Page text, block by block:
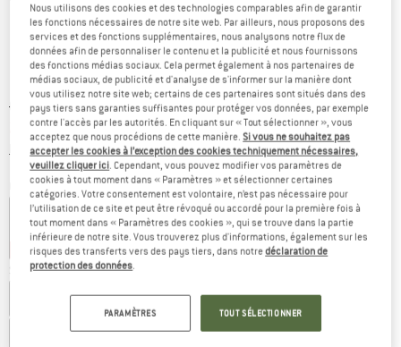
Prix initial :
69,95€
Prix:
27,98€ TVA incl.
hors Frais de livraisonInformations sur les frais de livraison. Ouvre une
Couleur:Black
-58 % -60 %
Sélectionner taille:
EU36 EU38 EU40 EU42 EU44
EU50 EU52
Nous utilisons des cookies et des technologies comparables afin de garantir
les fonctions nécessaires de notre site web. Par ailleurs, nous proposons des
services et des fonctions supplémentaires, nous analysons notre flux de
données afin de personnaliser le contenu et la publicité et nous fournissons
des fonctions médias sociaux. Cela permet également à nos partenaires de
médias sociaux, de publicité et d'analyse de s'informer sur la manière dont
vous utilisez notre site web; certains de ces partenaires sont situés dans des
pays tiers sans garanties suffisantes pour protéger vos données, par exemple
contre l'accès par les autorités. En cliquant sur « Tout sélectionner », vous
acceptez que nous procédions de cette manière.Si vous ne souhaitez pas
accepter les cookies à l’exception des cookies techniquement nécessaires,
veuillez cliquer ici. Cependant, vous pouvez modifier vos paramètres de
cookies à tout moment dans « Paramètres » et sélectionner certaines
catégories. Votre consentement est volontaire, n’est pas nécessaire pour
l’utilisation de ce site et peut être révoqué ou accordé pour la première fois à
tout moment dans « Paramètres des cookies », qui se trouve dans la partie
inférieure de notre site. Vous trouverez plus d'informations, également sur les
risques des transferts vers des pays tiers, dans notredéclaration de
protection des données.
PARAMÈTRES TOUT SÉLECTIONNER